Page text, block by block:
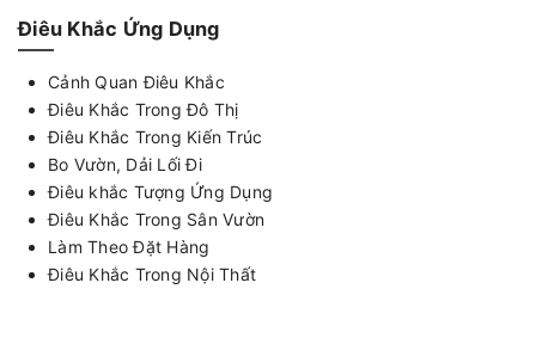
Điêu Khắc Ứng Dụng
Cảnh Quan Điêu Khắc
Điêu Khắc Trong Đô Thị
Điêu Khắc Trong Kiến Trúc
Bo Vườn, Dải Lối Đi
Điêu khắc Tượng Ứng Dụng
Điêu Khắc Trong Sân Vườn
Làm Theo Đặt Hàng
Điêu Khắc Trong Nội Thất